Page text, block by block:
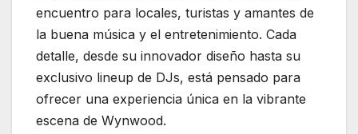
encuentro para locales, turistas y amantes de
la buena música y el entretenimiento. Cada
detalle, desde su innovador diseño hasta su
exclusivo lineup de DJs, está pensado para
ofrecer una experiencia única en la vibrante
escena de Wynwood.